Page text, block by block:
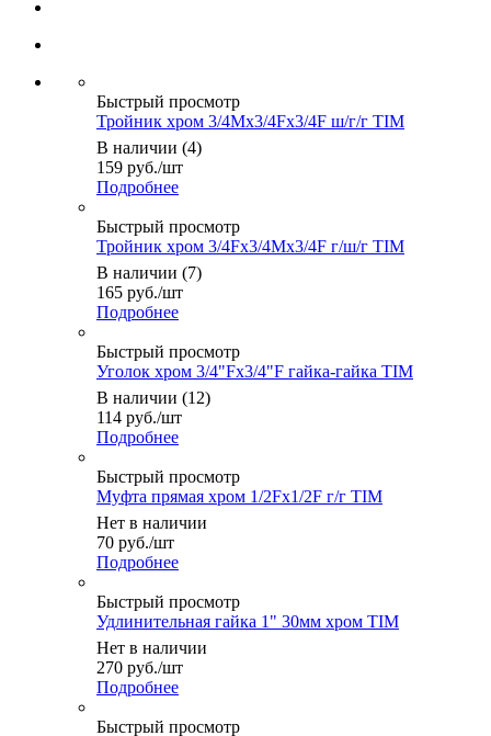
Быстрый просмотр
Тройник хром 3/4Мх3/4Fx3/4F ш/г/г TIM
В наличии (4)
159 руб./шт
Подробнее
Быстрый просмотр
Тройник хром 3/4Fх3/4Mx3/4F г/ш/г TIM
В наличии (7)
165 руб./шт
Подробнее
Быстрый просмотр
Уголок хром 3/4"Fx3/4"F гайка-гайка TIM
В наличии (12)
114 руб./шт
Подробнее
Быстрый просмотр
Муфта прямая хром 1/2Fх1/2F г/г TIM
Нет в наличии
70 руб./шт
Подробнее
Быстрый просмотр
Удлинительная гайка 1" 30мм хром TIM
Нет в наличии
270 руб./шт
Подробнее
Быстрый просмотр